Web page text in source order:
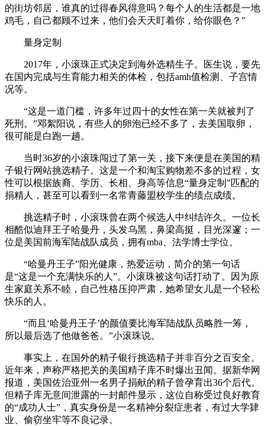
的街坊邻居，谁真的过得春风得意吗？每个人的生活都是一地
鸡毛，自己都顾不过来，他们会天天盯着你，给你眼色？”
量身定制
2017年，小滚珠正式决定到海外选精生子。医生说，要先
在国内完成与生育能力相关的体检，包括amh值检测、子宫情
况等。
“这是一道门槛，许多年过四十的女性在第一关就被判了
死刑。”邓絮阳说，有些人的卵泡已经不多了，去美国取卵，
很可能是白跑一趟。
当时36岁的小滚珠闯过了第一关，接下来便是在美国的精
子银行网站挑选精子。这是一个和淘宝购物差不多的过程，女
性可以根据族裔、学历、长相、身高等信息“量身定制”匹配的
捐精人，甚至可以看到一名常青藤盟校学生的绩点成绩。
挑选精子时，小滚珠曾在两个候选人中纠结许久。一位长
相酷似迪拜王子哈曼丹，头发乌黑，鼻梁高挺，目光深邃；一
位是美国前海军陆战队成员，拥有mba、法学博士学位。
“哈曼丹王子”阳光健康，热爱运动，简介的第一句话
是“这是一个充满快乐的人”。小滚珠被这句话打动了。因为原
生家庭关系不睦，自己性格压抑严肃，她希望女儿是一个轻松
快乐的人。
“而且‘哈曼丹王子’的颜值要比海军陆战队员略胜一筹，
所以最后选了他做爸爸。”小滚珠说。
事实上，在国外的精子银行挑选精子并非百分之百安全。
近年来，声称严格把关的美国精子库不时爆出丑闻。据新华网
报道，美国佐治亚州一名男子捐献的精子曾孕育出36个后代。
但精子库无意间泄露的一封邮件显示，这位自称受过良好教育
的“成功人士”，真实身份是一名精神分裂症患者，有过大学肄
业、偷窃坐牢等不良记录。